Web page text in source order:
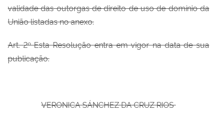
validade das outorgas de direito de uso de domínio da
União listadas no anexo.
Art. 2º Esta Resolução entra em vigor na data de sua
publicação.
VERONICA SÁNCHEZ DA CRUZ RIOS